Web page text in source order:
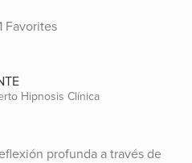
Favorites
Hipnosis Clínica
profunda a través de